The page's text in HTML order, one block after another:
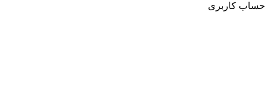
حساب کاربری